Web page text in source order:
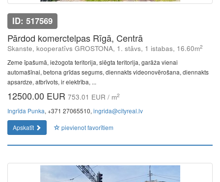
ID: 517569
Pārdod komerctelpas Rīgā, Centrā
Skanste, kooperatīvs GROSTONA, 1. stāvs, 1 istabas, 16.60m2
Zeme īpašumā, iežogota teritorija, slēgta teritorija, garāža vienai
automašīnai, betona grīdas segums, diennakts videonovērošana, diennakts
apsardze, atbrīvots, ir elektrība, ...
12500.00 EUR 753.01 EUR / m2
Ingrīda Punka, +371 27065510, ingrida@cityreal.lv
Apskatīt
pievienot favorītiem